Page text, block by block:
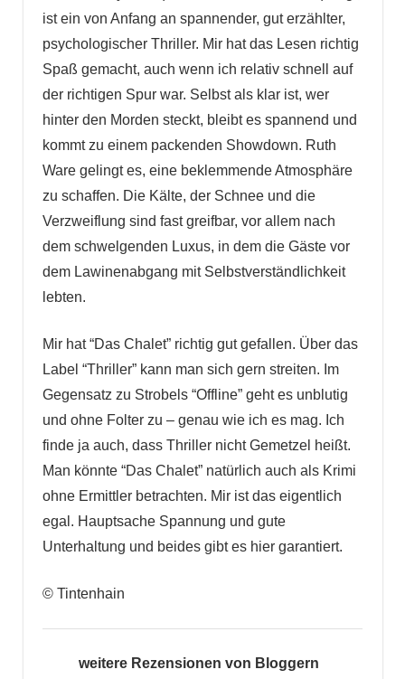
ist ein von Anfang an spannender, gut erzählter,
psychologischer Thriller. Mir hat das Lesen richtig
Spaß gemacht, auch wenn ich relativ schnell auf
der richtigen Spur war. Selbst als klar ist, wer
hinter den Morden steckt, bleibt es spannend und
kommt zu einem packenden Showdown. Ruth
Ware gelingt es, eine beklemmende Atmosphäre
zu schaffen. Die Kälte, der Schnee und die
Verzweiflung sind fast greifbar, vor allem nach
dem schwelgenden Luxus, in dem die Gäste vor
dem Lawinenabgang mit Selbstverständlichkeit
lebten.
Mir hat “Das Chalet” richtig gut gefallen. Über das
Label “Thriller” kann man sich gern streiten. Im
Gegensatz zu Strobels “Offline” geht es unblutig
und ohne Folter zu – genau wie ich es mag. Ich
finde ja auch, dass Thriller nicht Gemetzel heißt.
Man könnte “Das Chalet” natürlich auch als Krimi
ohne Ermittler betrachten. Mir ist das eigentlich
egal. Hauptsache Spannung und gute
Unterhaltung und beides gibt es hier garantiert.
© Tintenhain
weitere Rezensionen von Bloggern